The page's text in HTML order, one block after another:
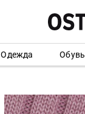
Одежда Обувь